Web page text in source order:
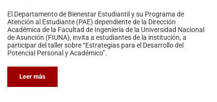
El Departamento de Bienestar Estudiantil y su Programa de
Atención al Estudiante (PAE) dependiente de la Dirección
Académica de la Facultad de Ingeniería de la Universidad Nacional
de Asunción (FIUNA), invita a estudiantes de la institución, a
participar del taller sobre “Estrategias para el Desarrollo del
Potencial Personal y Académico”.
Leer más